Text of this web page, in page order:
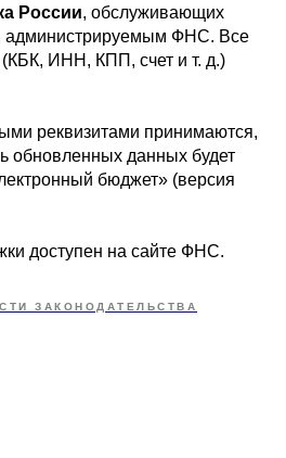
России, обслуживающих
администрируемым ФНС. Все
ИНН, КПП, счет и т. д.)
реквизитами принимаются,
обновленных данных будет
бюджет» (версия
доступен на сайте ФНС.
ЗАКОНОДАТЕЛЬСТВА